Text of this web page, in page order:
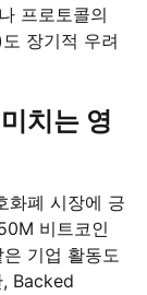
프로토콜의
장기적 우려
치는 영
화폐 시장에 긍
비트코인
기업 활동도
Backed